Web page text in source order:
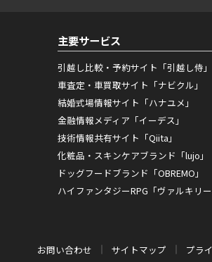
主要サービス
引越し比較・予約サイト「引越し侍」
車査定・車買取サイト「ナビクル」
結婚式場情報サイト「ハナユメ」
金融情報メディア「イーデス」
技術情報共有サイト「Qiita」
化粧品・スキンケアブランド「lujo」
ドッグフードブランド「OBREMO」
ハイファンタジーRPG「ヴァルキリー
お問い合わせ サイトマップ プラ